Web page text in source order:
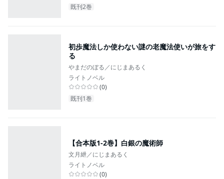
既刊2巻
初歩魔法しか使わない謎の老魔法使いが旅をす
る
やまだのぼる／にじまあるく
ライトノベル
(0)
既刊1巻
【合本版1-2巻】白銀の魔術師
文月紲／にじまあるく
ライトノベル
(0)